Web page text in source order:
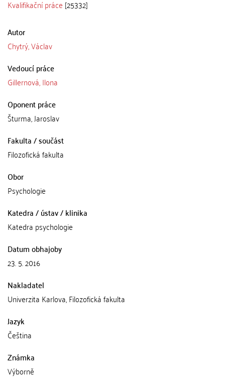
Kvalifikační práce [25332]
Autor
Chytrý, Václav
Vedoucí práce
Gillernová, Ilona
Oponent práce
Šturma, Jaroslav
Fakulta / součást
Filozofická fakulta
Obor
Psychologie
Katedra / ústav / klinika
Katedra psychologie
Datum obhajoby
23. 5. 2016
Nakladatel
Univerzita Karlova, Filozofická fakulta
Jazyk
Čeština
Známka
Výborně